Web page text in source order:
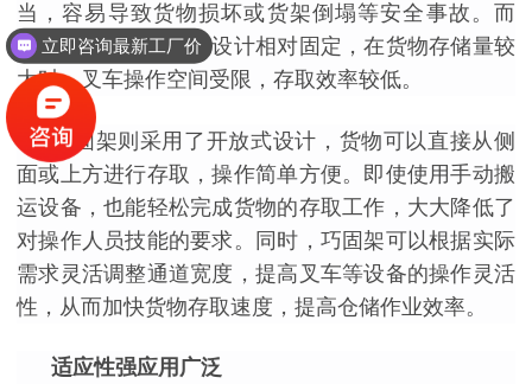
当，容易导致货物损坏或货架倒塌等安全事故。而
且，传统货架的通道设计相对固定，在货物存储量较
大时，叉车操作空间受限，存取效率较低。
巧固架则采用了开放式设计，货物可以直接从侧
面或上方进行存取，操作简单方便。即使使用手动搬
运设备，也能轻松完成货物的存取工作，大大降低了
对操作人员技能的要求。同时，巧固架可以根据实际
需求灵活调整通道宽度，提高叉车等设备的操作灵活
性，从而加快货物存取速度，提高仓储作业效率。
适应性强应用广泛
立即咨询最新工厂价